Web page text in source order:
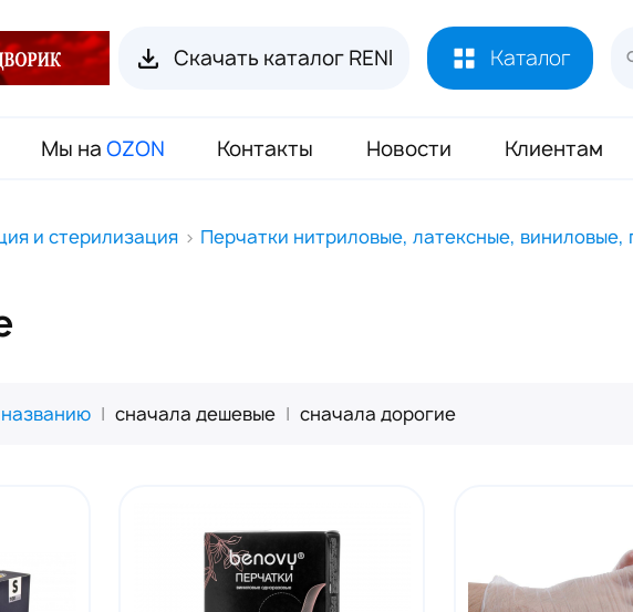
Скачать каталог RENI Каталог
Мы на OZON Контакты Новости Клиентам
красоты
Блоттеры для духов RENI
и стерилизация Перчатки нитриловые, латексные, виниловые,
| сначала дешевые | сначала дорогие